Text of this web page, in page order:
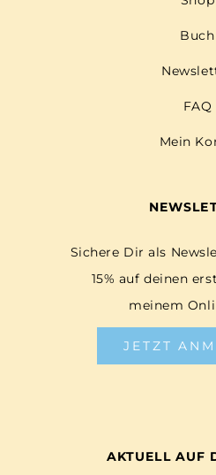
Buch
FAQ
Mein
Sichere Dir als
15% auf deinen
meinem
JETZT
AKTUELL AUF